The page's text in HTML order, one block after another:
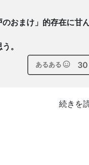
おまけ」的存在に甘
。
あるある 30
続きを